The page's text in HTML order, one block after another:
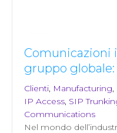
Comunicazioni
gruppo
Clienti Manufacturing
IP Access SIP
Communications
Nel mondo